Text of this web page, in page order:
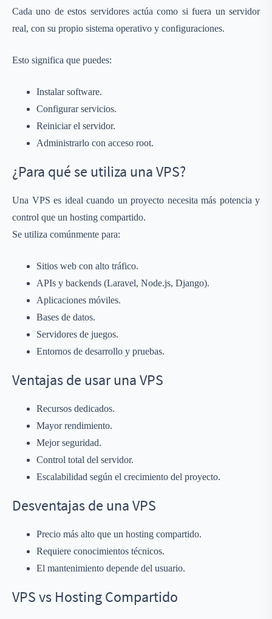
Cada uno de estos servidores actúa como si fuera un servidor
real, con su propio sistema operativo y configuraciones.
Esto significa que puedes:
Instalar software.
Configurar servicios.
Reiniciar el servidor.
Administrarlo con acceso root.
¿Para qué se utiliza una VPS?
Una VPS es ideal cuando un proyecto necesita más potencia y
control que un hosting compartido.
Se utiliza comúnmente para:
Sitios web con alto tráfico.
APIs y backends (Laravel, Node.js, Django).
Aplicaciones móviles.
Bases de datos.
Servidores de juegos.
Entornos de desarrollo y pruebas.
Ventajas de usar una VPS
Recursos dedicados.
Mayor rendimiento.
Mejor seguridad.
Control total del servidor.
Escalabilidad según el crecimiento del proyecto.
Desventajas de una VPS
Precio más alto que un hosting compartido.
Requiere conocimientos técnicos.
El mantenimiento depende del usuario.
VPS vs Hosting Compartido